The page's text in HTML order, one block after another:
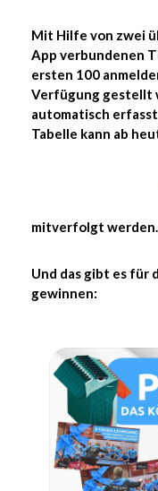
Mit Hilfe von zwei
App verbundenen
ersten 100
Verfügung gestellt
automatisch
Tabelle kann ab
mitverfolgt werden.
Und das gibt es für
gewinnen: